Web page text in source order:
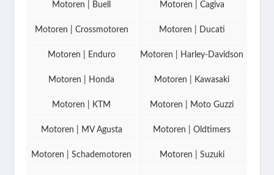
Motoren | Buell Motoren | Cagiva
Motoren | Crossmotoren Motoren | Ducati
Motoren | Enduro Motoren | Harley-Davidson
Motoren | Honda Motoren | Kawasaki
Motoren | KTM Motoren | Moto Guzzi
Motoren | MV Agusta Motoren | Oldtimers
Motoren | Schademotoren Motoren | Suzuki